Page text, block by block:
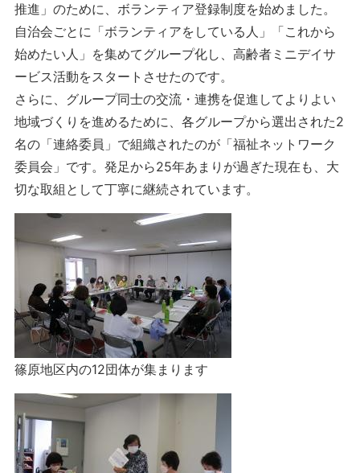
推進」のために、ボランティア登録制度を始めました。
自治会ごとに「ボランティアをしている人」「これから
始めたい人」を集めてグループ化し、高齢者ミニデイサ
ービス活動をスタートさせたのです。
さらに、グループ同士の交流・連携を促進してよりよい
地域づくりを進めるために、各グループから選出された2
名の「連絡委員」で組織されたのが「福祉ネットワーク
委員会」です。発足から25年あまりが過ぎた現在も、大
切な取組として丁寧に継続されています。
篠原地区内の12団体が集まります